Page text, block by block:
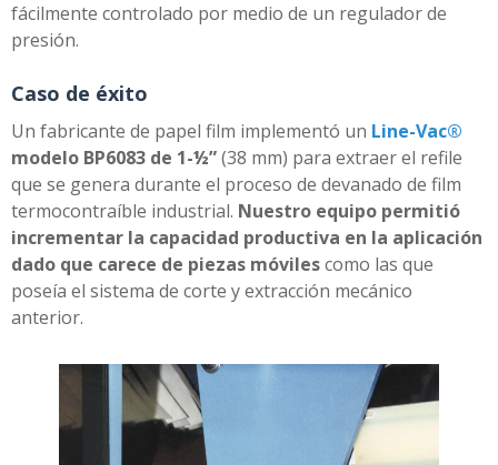
fácilmente controlado por medio de un regulador de
presión.
Caso de éxito
Un fabricante de papel film implementó un Line-Vac®
modelo BP6083 de 1-½”(38 mm) para extraer el refile
que se genera durante el proceso de devanado de film
termocontraíble industrial. Nuestro equipo permitió
incrementar la capacidad productiva en la aplicación
dado que carece de piezas móvilescomo las que
poseía el sistema de corte y extracción mecánico
anterior.